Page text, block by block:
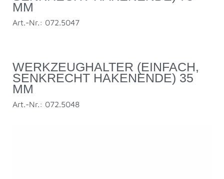
MM
Art.-Nr.: 072.5047
WERKZEUGHALTER (EINFACH,
SENKRECHT HAKENENDE) 35
MM
Art.-Nr.: 072.5048